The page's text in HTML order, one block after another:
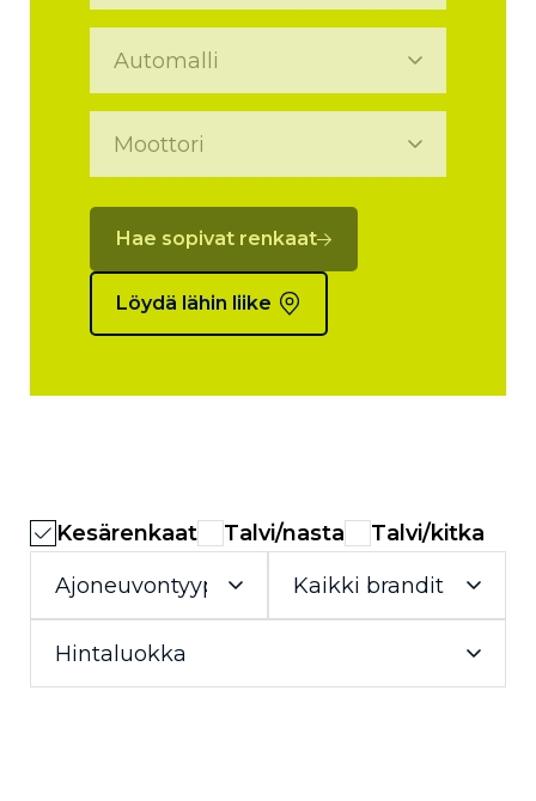
Hae sopivat renkaat
Löydä lähin liike
Kesärenkaat Talvi/nasta Talvi/kitka